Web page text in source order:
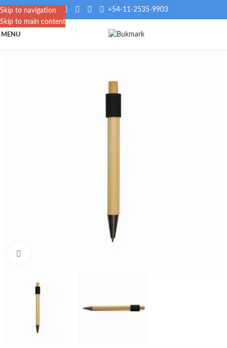
Skip to navigation
Skip to main content
+54-11-2535-9903
MENU